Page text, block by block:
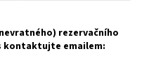
rezervačního
kontaktujte emailem: